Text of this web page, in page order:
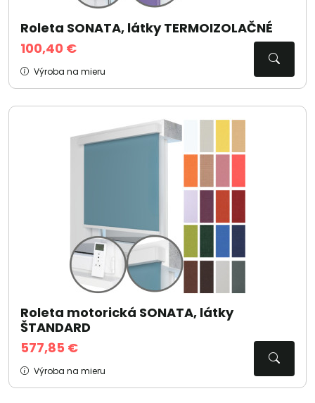
Roleta SONATA, látky TERMOIZOLAČNÉ
100,40 €
Výroba na mieru
Roleta motorická SONATA, látky
ŠTANDARD
577,85 €
Výroba na mieru